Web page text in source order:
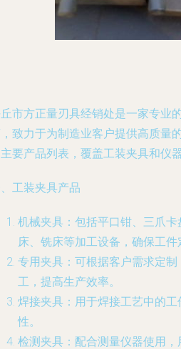
市方正量刃具经销处是一家专业
致力于为制造业客户提供高质量
要产品列表，覆盖工装夹具和仪
工装夹具产品
机械夹具：包括平口钳、三爪
床、铣床等加工设备，确保工件
专用夹具：可根据客户需求定
工，提高生产效率。
焊接夹具：用于焊接工艺中的
性。
检测夹具：配合测量仪器使用，